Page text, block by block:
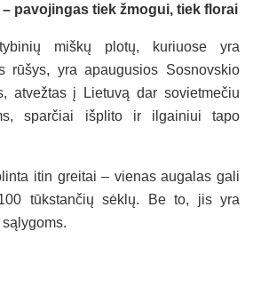
pavojingas tiek žmogui, tiek florai
miškų plotų, kuriuose yra
rūšys, yra apaugusios Sosnovskio
atvežtas į Lietuvą dar sovietmečiu
sparčiai išplito ir ilgainiui tapo
itin greitai – vienas augalas gali
tūkstančių sėklų. Be to, jis yra